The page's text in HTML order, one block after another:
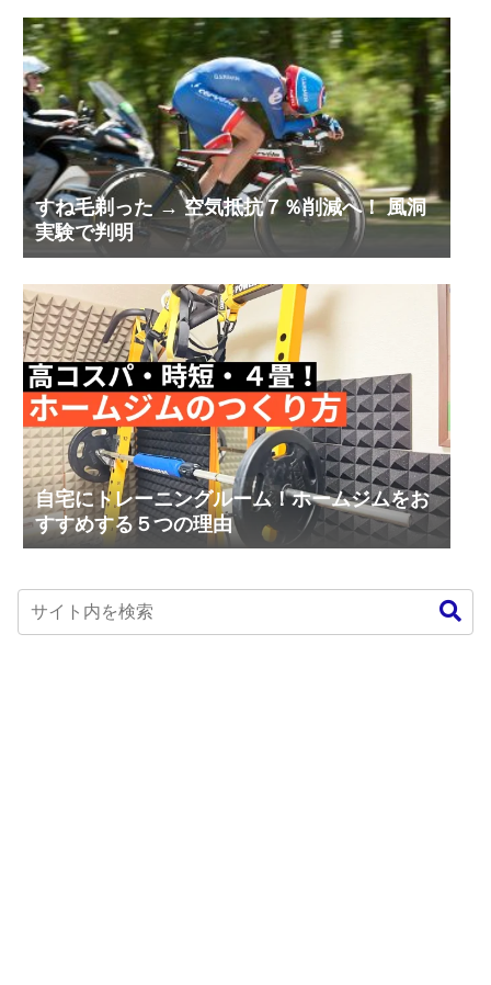
すね毛剃った → 空気抵抗７％削減へ！ 風洞
実験で判明
自宅にトレーニングルーム！ホームジムをお
すすめする５つの理由